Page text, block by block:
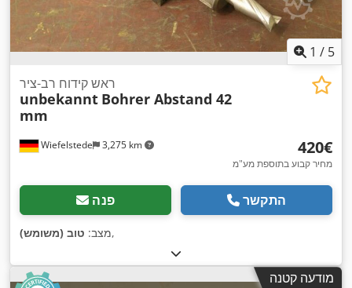
1 / 5
Wiefelstede 3,275 km
ראש קידוח רב-ציר
unbekannt Bohrer Abstand 42
mm
‏420 ‏€
מחיר קבוע בתוספת מע"מ
פנה התקשר
מצב: טוב (משומש) ,
מודעה קטנה